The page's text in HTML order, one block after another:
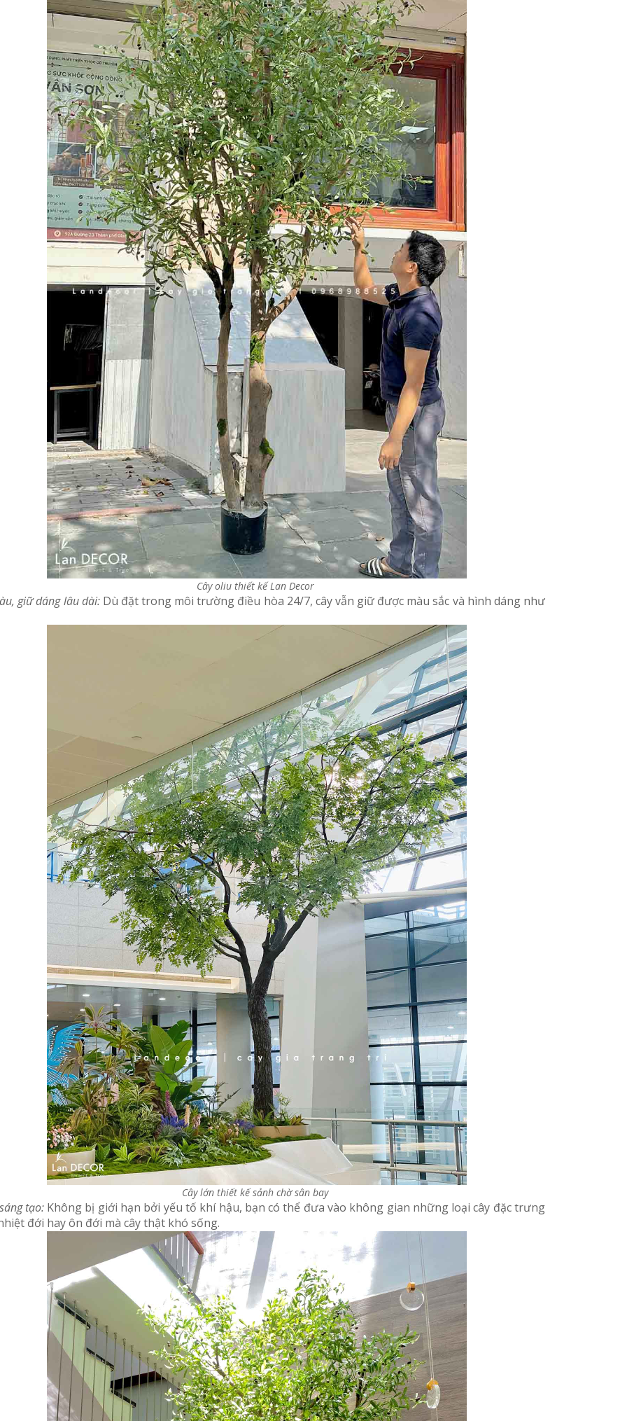
Cây oliu thiết kế Lan Decor
giữ dáng lâu dài:Dù đặt trong môi trường điều hòa 24/7, cây vẫn giữ được màu sắc và hình dáng như
Cây lớn thiết kế sảnh chờ sân bay
tạo:Không bị giới hạn bởi yếu tố khí hậu, bạn có thể đưa vào không gian những loại cây đặc trưng
đới hay ôn đới mà cây thật khó sống.